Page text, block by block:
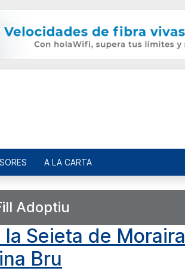
A LA CARTA
Adoptiu
Seieta de Moraira
Bru